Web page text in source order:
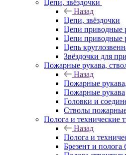
Цепи, звёздочки
Назад
Цепи, звёздочки
Цепи приводные
Цепи приводные
Цепь
Звёздочки для
Пожарные рукава,
Назад
Пожарные
Пожарные рукава
Головки и
Стволы
Полога и технические
Назад
Полога и
Брезент и полога